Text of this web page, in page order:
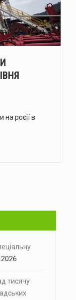
росії в
тисячу